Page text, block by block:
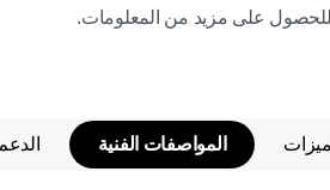
للحصول على مزيد من المعلومات.
المواصفات الفنية